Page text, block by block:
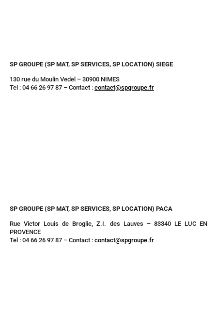
SP GROUPE (SP MAT, SP SERVICES, SP LOCATION) SIEGE
130 rue du Moulin Vedel – 30900 NIMES
Tel : 04 66 26 97 87 – Contact : contact@spgroupe.fr
SP GROUPE (SP MAT, SP SERVICES, SP LOCATION) PACA
Rue Victor Louis de Broglie, Z.I. des Lauves – 83340 LE LUC EN
PROVENCE
Tel : 04 66 26 97 87 – Contact : contact@spgroupe.fr